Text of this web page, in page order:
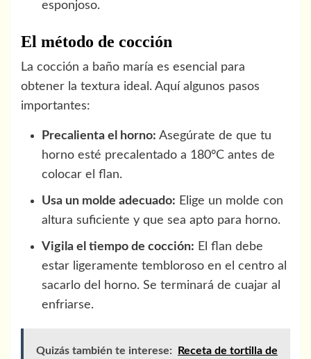
esponjoso.
El método de cocción
La cocción a baño maría es esencial para
obtener la textura ideal. Aquí algunos pasos
importantes:
Precalienta el horno: Asegúrate de que tu
horno esté precalentado a 180°C antes de
colocar el flan.
Usa un molde adecuado: Elige un molde con
altura suficiente y que sea apto para horno.
Vigila el tiempo de cocción: El flan debe
estar ligeramente tembloroso en el centro al
sacarlo del horno. Se terminará de cuajar al
enfriarse.
Quizás también te interese:
Receta de tortilla de